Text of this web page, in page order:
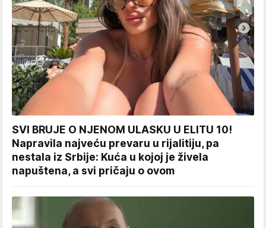
SVI BRUJE O NJENOM ULASKU U ELITU 10!
Napravila najveću prevaru u rijalitiju, pa
nestala iz Srbije: Kuća u kojoj je živela
napuštena, a svi pričaju o ovom